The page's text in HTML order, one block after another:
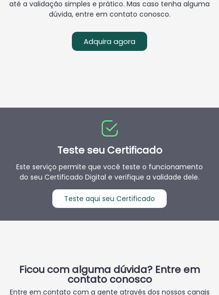
até a validação simples e prático. Mas caso tenha alguma
dúvida, entre em contato conosco.
Adquira agora
Teste seu Certificado
Este serviço permite que você teste o funcionamento
do seu Certificado Digital e verifique a validade dele.
Teste aqui seu Certificado
Ficou com alguma dúvida? Entre em
contato conosco
Entre em contato com a gente através dos nossos canais